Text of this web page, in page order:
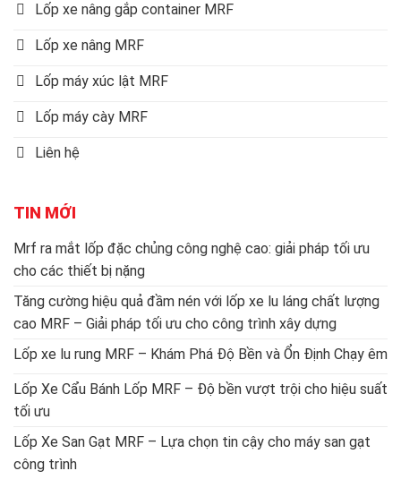
Lốp xe nâng gắp container MRF
Lốp xe nâng MRF
Lốp máy xúc lật MRF
Lốp máy cày MRF
Liên hệ
TIN MỚI
Mrf ra mắt lốp đặc chủng công nghệ cao: giải pháp tối ưu
cho các thiết bị nặng
Tăng cường hiệu quả đầm nén với lốp xe lu láng chất lượng
cao MRF – Giải pháp tối ưu cho công trình xây dựng
Lốp xe lu rung MRF – Khám Phá Độ Bền và Ổn Định Chạy êm
Lốp Xe Cẩu Bánh Lốp MRF – Độ bền vượt trội cho hiệu suất
tối ưu
Lốp Xe San Gạt MRF – Lựa chọn tin cậy cho máy san gạt
công trình